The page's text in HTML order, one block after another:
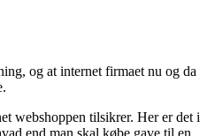
og at internet firmaet nu og da
webshoppen tilsikrer. Her er det i
end man skal købe gave til en